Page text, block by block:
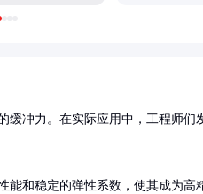
缓冲力。在实际应用中，工程师们
能和稳定的弹性系数，使其成为高